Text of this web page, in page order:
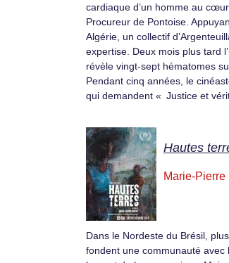
cardiaque d’un homme au
Procureur de Pontoise.
Algérie, un collectif
expertise. Deux mois plus tard
révèle vingt-sept hématomes
Pendant cinq années, le
qui demandent « Justice et
Hautes
Marie-Pierre
Dans le Nordeste du Brésil,
fondent une communauté avec